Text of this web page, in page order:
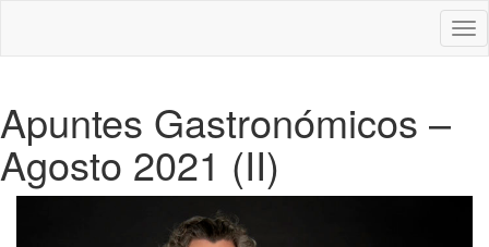
Apuntes Gastronómicos –
Agosto 2021 (II)